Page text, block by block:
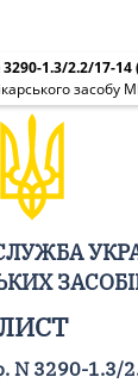
1.3/2.2/17-14
N 3290-1.3/